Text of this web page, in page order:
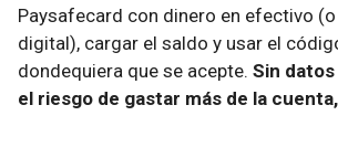
Paysafecard con dinero en efectivo
digital), cargar el saldo y usar el
dondequiera que se acepte. Sin
el riesgo de gastar más de la